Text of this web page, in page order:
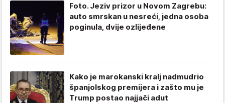
Foto. Jeziv prizor u Novom Zagrebu:
auto smrskan u nesreći, jedna osoba
poginula, dvije ozlijeđene
Kako je marokanski kralj nadmudrio
španjolskog premijera i zašto mu je
Trump postao najjači adut